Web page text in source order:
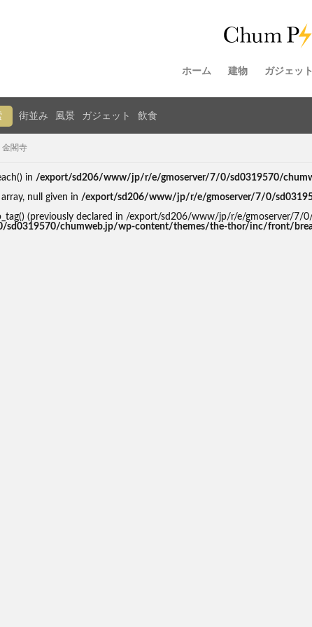
ホーム 建物 ガジェット
街並み 風景 ガジェット 飲食
金閣寺
in /export/sd206/www/jp/r/e/gmoserver/7/0/sd0319570/
null given in /export/sd206/www/jp/r/e/gmoserver/7/0/
(previously declared in /export/sd206/www/jp/r/e/
chumweb.jp/wp-content/themes/the-thor/inc/front/